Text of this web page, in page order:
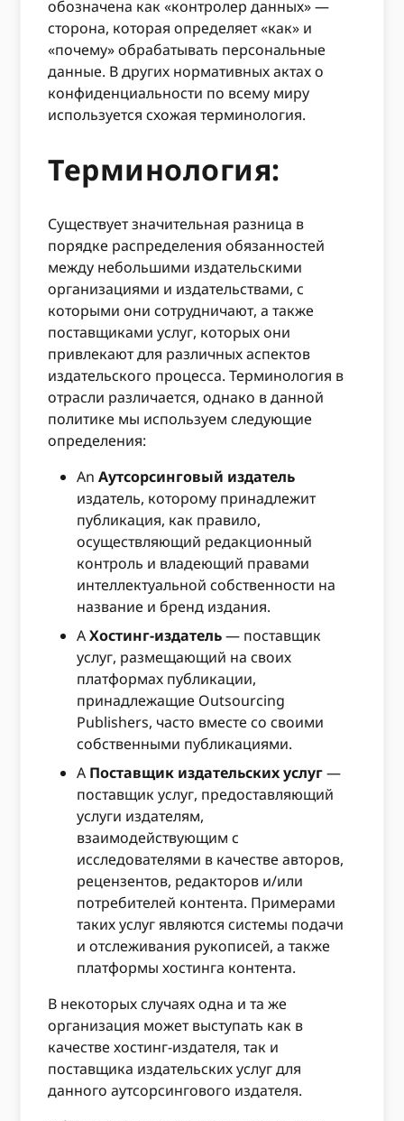
обозначена как «контролер данных» —
сторона, которая определяет «как» и
«почему» обрабатывать персональные
данные. В других нормативных актах о
конфиденциальности по всему миру
используется схожая терминология.
Терминология:
Существует значительная разница в
порядке распределения обязанностей
между небольшими издательскими
организациями и издательствами, с
которыми они сотрудничают, а также
поставщиками услуг, которых они
привлекают для различных аспектов
издательского процесса. Терминология в
отрасли различается, однако в данной
политике мы используем следующие
определения:
AnАутсорсинговый издатель
издатель, которому принадлежит
публикация, как правило,
осуществляющий редакционный
контроль и владеющий правами
интеллектуальной собственности на
название и бренд издания.
AХостинг-издатель— поставщик
услуг, размещающий на своих
платформах публикации,
принадлежащие Outsourcing
Publishers, часто вместе со своими
собственными публикациями.
A Поставщик издательских услуг—
поставщик услуг, предоставляющий
услуги издателям,
взаимодействующим с
исследователями в качестве авторов,
рецензентов, редакторов и/или
потребителей контента. Примерами
таких услуг являются системы подачи
и отслеживания рукописей, а также
платформы хостинга контента.
В некоторых случаях одна и та же
организация может выступать как в
качестве хостинг-издателя, так и
поставщика издательских услуг для
данного аутсорсингового издателя.